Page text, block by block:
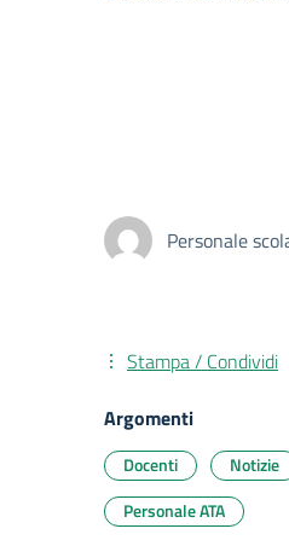
Personale
Stampa / Condividi
Argomenti
Docenti
Notizie
Personale ATA